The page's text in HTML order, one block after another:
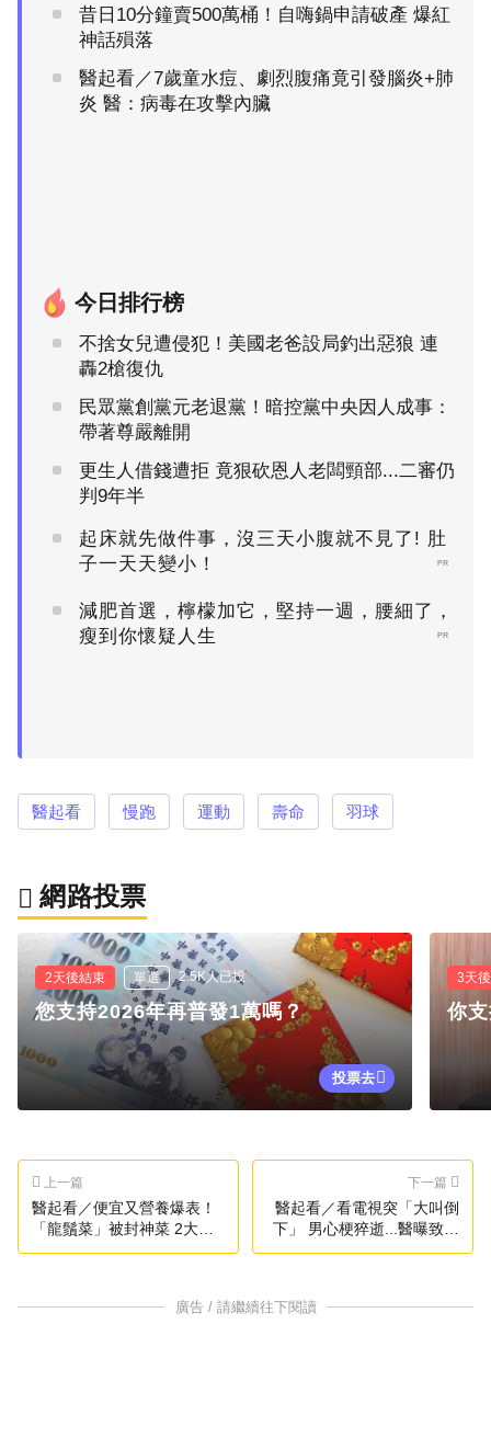
昔日10分鐘賣500萬桶！自嗨鍋申請破產 爆紅
神話殞落
醫起看／7歲童水痘、劇烈腹痛竟引發腦炎+肺
炎 醫：病毒在攻擊內臟
今日排行榜
不捨女兒遭侵犯！美國老爸設局釣出惡狼 連
轟2槍復仇
民眾黨創黨元老退黨！暗控黨中央因人成事：
帶著尊嚴離開
更生人借錢遭拒 竟狠砍恩人老闆頸部...二審仍
判9年半
起床就先做件事，沒三天小腹就不見了! 肚
子一天天變小！
PR
減肥首選，檸檬加它，堅持一週，腰細了，
瘦到你懷疑人生
PR
醫起看 慢跑 運動 壽命 羽球
網路投票
2天後結束 單選 2.5K人已投
您支持2026年再普發1萬嗎？
投票去
3天
你
上一篇
醫起看／便宜又營養爆表！
「龍鬚菜」被封神菜 2大禁
忌吃錯反傷身
下一篇
醫起看／看電視突「大叫倒
下」 男心梗猝逝...醫曝致命
關鍵
廣告 / 請繼續往下閱讀